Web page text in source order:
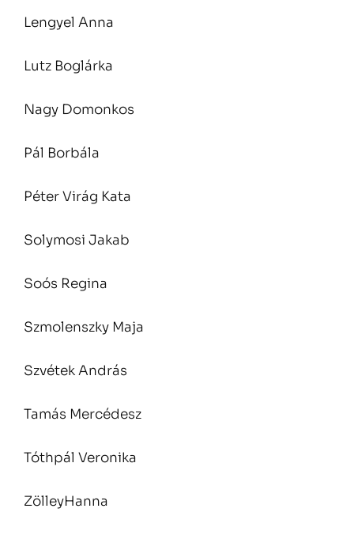
Lengyel Anna
Lutz Boglárka
Nagy Domonkos
Pál Borbála
Péter Virág Kata
Solymosi Jakab
Soós Regina
Szmolenszky Maja
Szvétek András
Tamás Mercédesz
Tóthpál Veronika
ZölleyHanna